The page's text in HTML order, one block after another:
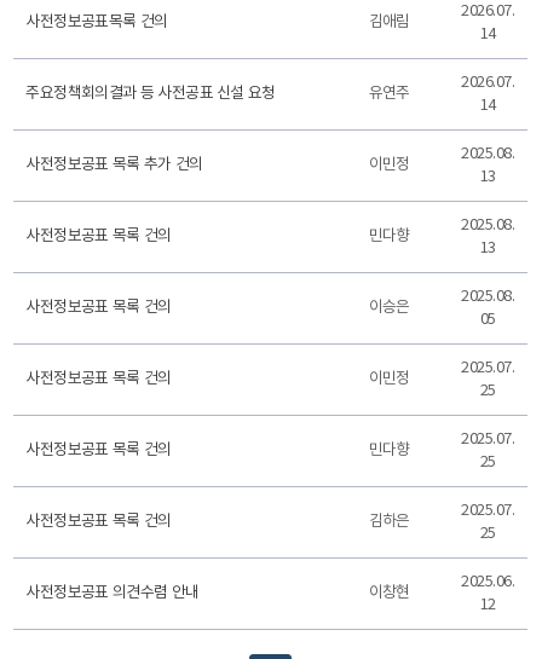
사전정보공표목록 건의 김애림
2026.07.
14
주요정책회의결과 등 사전공표 신설 요청 유연주
2026.07.
14
사전정보공표 목록 추가 건의 이민정
2025.08.
13
사전정보공표 목록 건의 민다향
2025.08.
13
사전정보공표 목록 건의 이승은
2025.08.
05
사전정보공표 목록 건의 이민정
2025.07.
25
사전정보공표 목록 건의 민다향
2025.07.
25
사전정보공표 목록 건의 김하은
2025.07.
25
사전정보공표 의견수렴 안내 이창현
2025.06.
12